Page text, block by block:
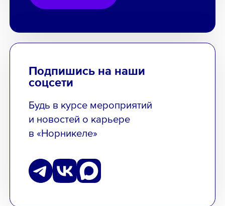
Подпишись на наши
соцсети
Будь в курсе мероприятий
и новостей о карьере
в «Норникеле»